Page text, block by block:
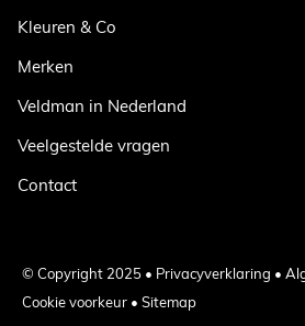
Kleuren & Co
Merken
Veldman in Nederland
Veelgestelde vragen
Contact
© Copyright 2025 • Privacyverklaring •
Cookie voorkeur • Sitemap